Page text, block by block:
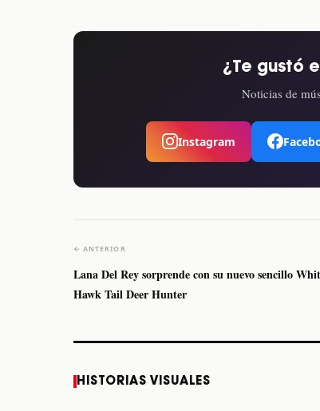
¿Te gustó
Noticias de
Instagram
← ANTERIOR
Lana Del Rey sorprende con su nuevo sencillo
Hawk Tail Deer Hunter
HISTORIAS VISUALES
Monterrey el próximo